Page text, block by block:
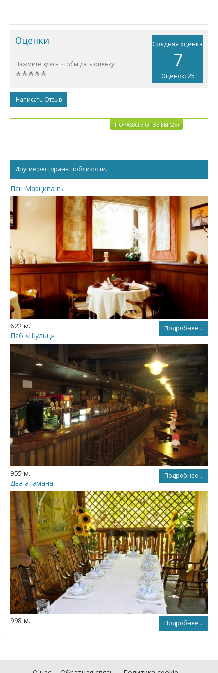
Средняя оценка
7
Оценок: 25
Оценки
Нажмите здесь чтобы дать оценку
Написать Отзыв
ПОКАЗАТЬ ОТЗЫВЫ (25)
Другие рестораны поблизости...
Пан Марципанъ
622 м. Подробнее...
Паб «Шульц»
955 м. Подробнее...
Два атамана
998 м. Подробнее...